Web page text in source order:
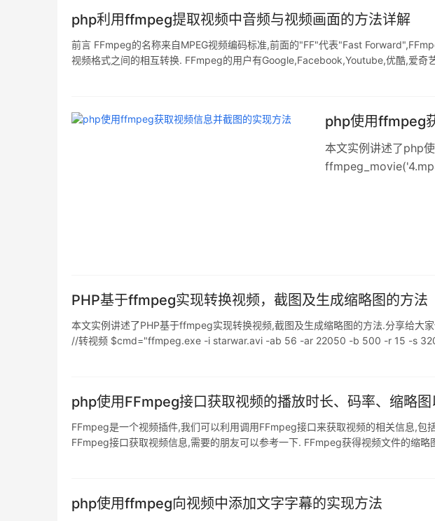
php利用ffmpeg提取视频中音频与视频画面的方法详解
前言 FFmpeg的名称来自MPEG视频编码标准,前面的"FF"代表"Fast
视频格式之间的相互转换. FFmpeg的用户有Google,Facebook,Youtube,优酷,爱
php使用ffmpeg
本文实例讲述了php
PHP基于ffmpeg实现转换视频，截图及生成缩略图的方法
本文实例讲述了PHP基于ffmpeg实现转换视频,截图及生成缩略图的方法.分享给
//转视频 $cmd="ffmpeg.exe -i starwar.avi -ab 56 -ar 22050 -b 500 -r 15 -s
php使用FFmpeg接口获取视频的播放时长、码率、缩略图
FFmpeg是一个视频插件,我们可以利用调用FFmpeg接口来获取视频的相关信息,
FFmpeg接口获取视频信息,需要的朋友可以参考一下. FFmpeg获得视频文件的
php使用ffmpeg向视频中添加文字字幕的实现方法